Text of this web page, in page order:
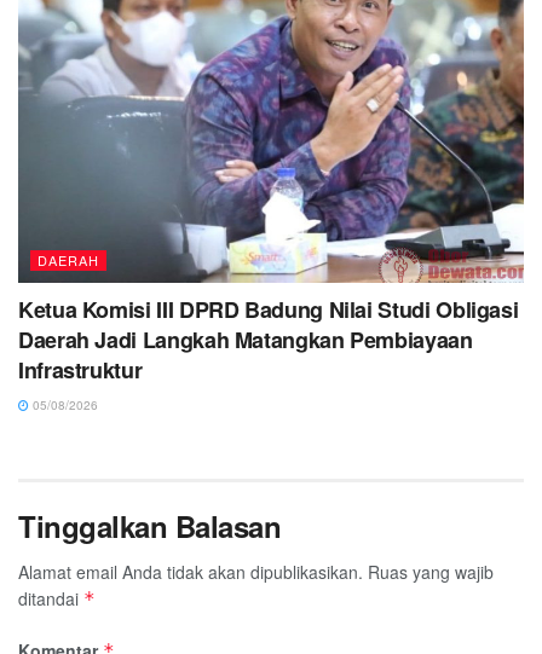
DAERAH
Ketua Komisi III DPRD Badung Nilai Studi Obligasi
Daerah Jadi Langkah Matangkan Pembiayaan
Infrastruktur
05/08/2026
Tinggalkan Balasan
Alamat email Anda tidak akan dipublikasikan. Ruas yang wajib
ditandai *